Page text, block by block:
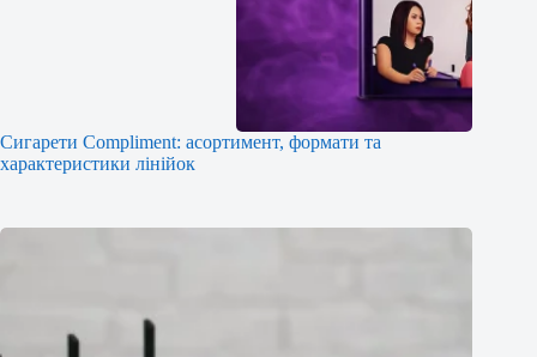
Сигарети Compliment: асортимент, формати та
характеристики лінійок